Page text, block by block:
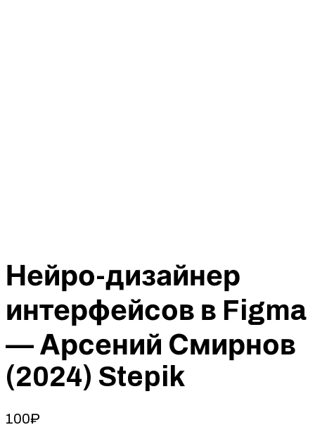
Нейро-дизайнер
интерфейсов в Figma
— Арсений Смирнов
(2024) Stepik
100₽